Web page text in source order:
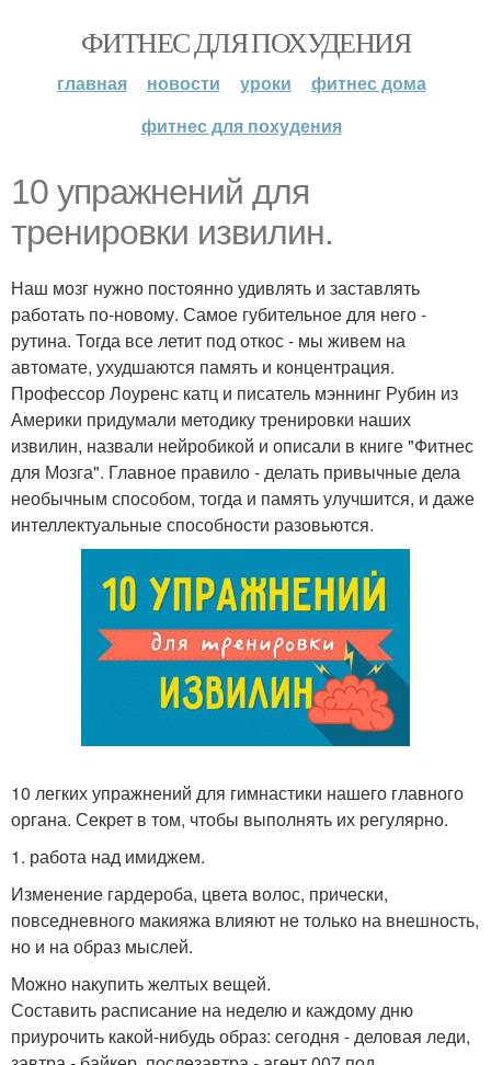
ФИТНЕС ДЛЯ ПОХУДЕНИЯ
главная новости уроки
фитнес дома
фитнес для похудения
10 упражнений для
тренировки извилин.
Наш мозг нужно постоянно удивлять и заставлять
работать по-новому. Самое губительное для него -
рутина. Тогда все летит под откос - мы живем на
автомате, ухудшаются память и концентрация.
Профессор Лоуренс катц и писатель мэннинг Рубин из
Америки придумали методику тренировки наших
извилин, назвали нейробикой и описали в книге "Фитнес
для Мозга". Главное правило - делать привычные дела
необычным способом, тогда и память улучшится, и даже
интеллектуальные способности разовьются.
10 легких упражнений для гимнастики нашего главного
органа. Секрет в том, чтобы выполнять их регулярно.
1. работа над имиджем.
Изменение гардероба, цвета волос, прически,
повседневного макияжа влияют не только на внешность,
но и на образ мыслей.
Можно накупить желтых вещей.
Составить расписание на неделю и каждому дню
приурочить какой-нибудь образ: сегодня - деловая леди,